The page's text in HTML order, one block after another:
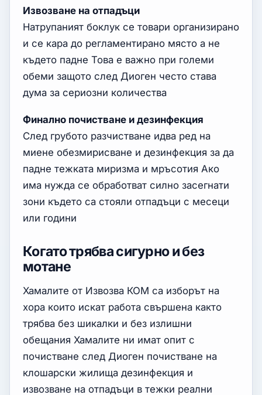
Извозване на отпадъци
Натрупаният боклук се товари организирано
и се кара до регламентирано място а не
където падне Това е важно при големи
обеми защото след Диоген често става
дума за сериозни количества
Финално почистване и дезинфекция
След грубото разчистване идва ред на
миене обезмирисване и дезинфекция за да
падне тежката миризма и мръсотия Ако
има нужда се обработват силно засегнати
зони където са стояли отпадъци с месеци
или години
Когато трябва сигурно и без
мотане
Хамалите от Извозва КОМ са изборът на
хора които искат работа свършена както
трябва без шикалки и без излишни
обещания Хамалите ни имат опит с
почистване след Диоген почистване на
клошарски жилища дезинфекция и
извозване на отпадъци в тежки реални